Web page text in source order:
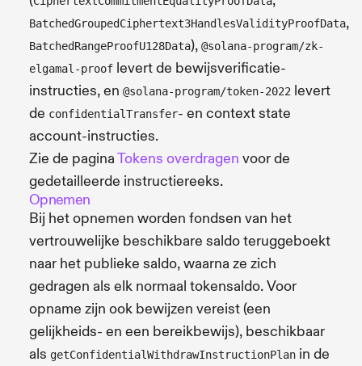
BatchedGroupedCiphertext3HandlesValidityProofData,
BatchedRangeProofU128Data), @solana-program/zk-
elgamal-proof levert de bewijs­verificatie­
instructies, en @solana-program/token-2022 levert
de confidentialTransfer- en context state
account-instructies.
Zie de paginaTokens overdragen voor de
gedetailleerde instructiereeks.
Opnemen
Bij het opnemen worden fondsen van het
vertrouwelijke beschikbare saldo teruggeboekt
naar het publieke saldo, waarna ze zich
gedragen als elk normaal tokensaldo. Voor
opname zijn ook bewijzen vereist (een
gelijkheids- en een bereikbewijs), beschikbaar
als getConfidentialWithdrawInstructionPlan in de